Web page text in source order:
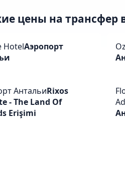
цены на трансфер
HotelАэропорт
АнтальиRixos
- The Land Of
Erişimi